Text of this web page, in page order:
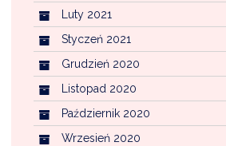
Luty 2021
Styczeń 2021
Grudzień 2020
Listopad 2020
Październik 2020
Wrzesień 2020